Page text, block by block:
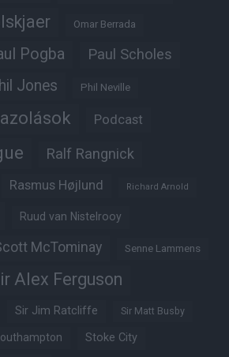
Omar Berrada
Pogba Paul Scholes
Jones Phil Neville
Podcast
Ralf Rangnick
Rasmus Højlund Richard Arnold
Ruud van Nistelrooy
McTominay Senne Lammens
Alex Ferguson
Sir Jim Ratcliffe Sir Matt Busby
Stoke City